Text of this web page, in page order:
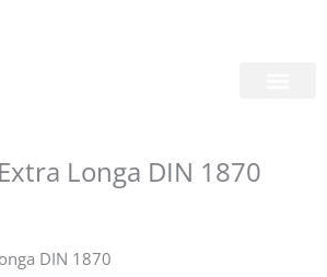
Longa DIN 1870
DIN 1870